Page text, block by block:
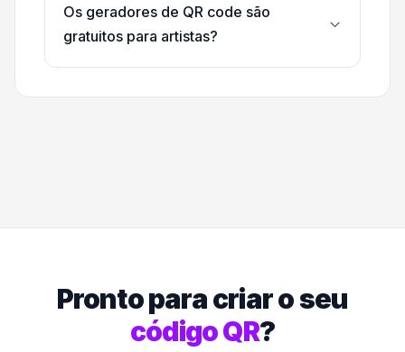
Os geradores de QR code são
gratuitos para artistas?
Pronto para criar o seu
código QR?